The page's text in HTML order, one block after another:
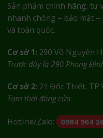
Sản phẩm chính hãng, tư
nhanh chóng – bảo mật
và toàn quốc.
Cơ sở 1: 290 Võ Nguyên
Trước đây là 290 Phong
Cơ sở 2: 21 Đốc Thiết, TP
Tạm thời đóng cửa
Hotline/Zalo: 0984 904